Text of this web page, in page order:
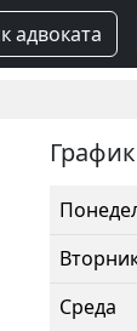
адвоката
Среда